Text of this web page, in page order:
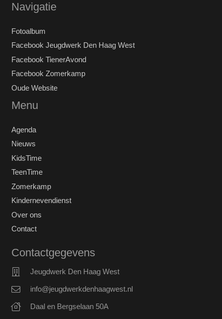
Valkennest (onderin de…
Volledige bericht bekijken
Navigatie
Fotoalbum
Facebook Jeugdwerk Den Haag West
Facebook TienerAvond
Facebook Zomerkamp
Oude Website
Menu
Agenda
Nieuws
KidsTime
TeenTime
Zomerkamp
Kindernevendienst
Over ons
Contact
Contactgegevens
Jeugdwerk Den Haag West
info@jeugdwerkdenhaagwest.nl
Daal en Bergselaan 50A